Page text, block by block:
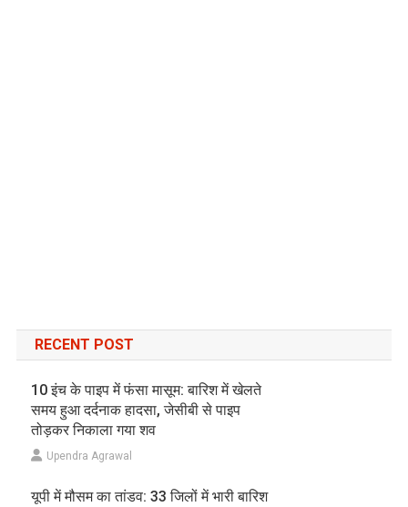
RECENT POST
10 इंच के पाइप में फंसा मासूम: बारिश में खेलते
समय हुआ दर्दनाक हादसा, जेसीबी से पाइप
तोड़कर निकाला गया शव
Upendra Agrawal
यूपी में मौसम का तांडव: 33 जिलों में भारी बारिश